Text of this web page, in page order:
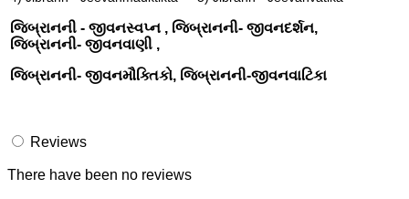
જિબ્રાનની - જીવનસ્વપ્ન , જિબ્રાનની- જીવનદર્શન,
જિબ્રાનની- જીવનવાણી ,
જિબ્રાનની- જીવનમૌક્તિકો, જિબ્રાનની-જીવનવાટિકા
Reviews
There have been no reviews